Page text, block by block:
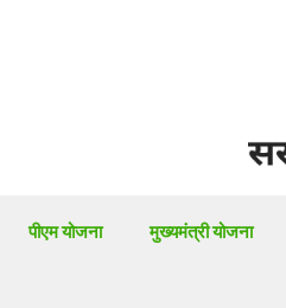
पीएम योजना मुख्यमंत्री योजना